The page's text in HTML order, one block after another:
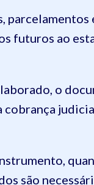
futuros ao
o
são